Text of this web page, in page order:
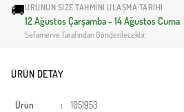
🚚ÜRÜNÜN SIZE TAHMINI ULAŞMA TARIHI
12 Ağustos Çarşamba - 14 Ağustos Cuma
Sefamerve Tarafından Gönderilecektir.
ÜRÜN DETAY
Ürün
: 1051953